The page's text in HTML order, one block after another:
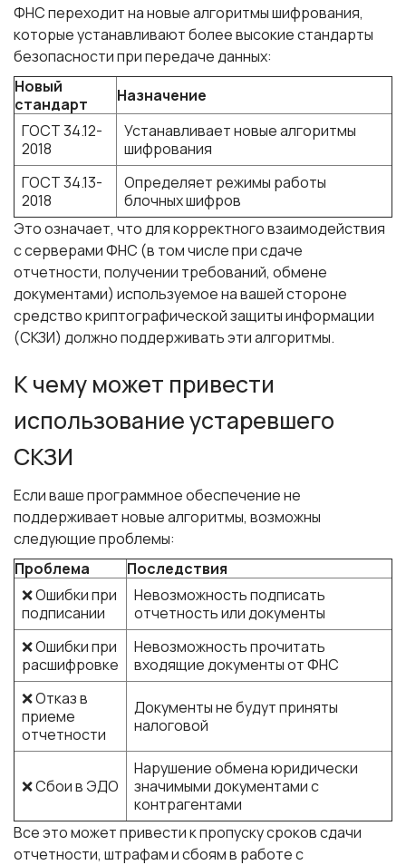
ФНС переходит на новые алгоритмы шифрования,
которые устанавливают более высокие стандарты
безопасности при передаче данных:
Новый
стандарт
Назначение
ГОСТ 34.12-
2018
Устанавливает новые алгоритмы
шифрования
ГОСТ 34.13-
2018
Определяет режимы работы
блочных шифров
Это означает, что для корректного взаимодействия
с серверами ФНС (в том числе при сдаче
отчетности, получении требований, обмене
документами) используемое на вашей стороне
средство криптографической защиты информации
(СКЗИ) должно поддерживать эти алгоритмы.
К чему может привести
использование устаревшего
СКЗИ
Если ваше программное обеспечение не
поддерживает новые алгоритмы, возможны
следующие проблемы:
Проблема
Последствия
❌ Ошибки при
подписании
Невозможность подписать
отчетность или документы
❌ Ошибки при
расшифровке
Невозможность прочитать
входящие документы от ФНС
❌ Отказ в
приеме
отчетности
Документы не будут приняты
налоговой
❌ Сбои в ЭДО
Нарушение обмена юридически
значимыми документами с
контрагентами
Все это может привести к пропуску сроков сдачи
отчетности, штрафам и сбоям в работе с